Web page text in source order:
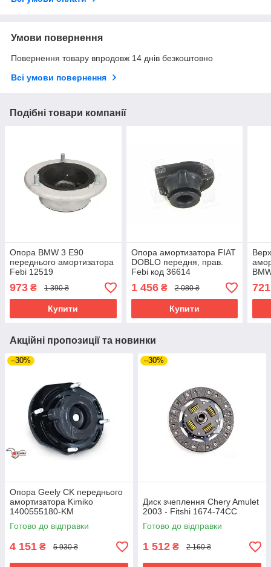
Умови повернення
Повернення товару впродовж 14 днів безкоштовно
Всі умови повернення
Подібні товари компанії
Опора BMW 3 E90
переднього амортизатора
Febi 12519
973 ₴ 1 390 ₴
Купити
Опора амортизатора FIAT
DOBLO передня, прав.
Febi код 36614
1 456₴ 2 080 ₴
Купити
721
Акційні пропозиції та новинки
–30%
Опора Geely CK переднього
амортизатора Kimiko
1400555180-KM
Готово до відправки
4 151 ₴ 5 930 ₴
–30%
Диск зчеплення Chery Amulet
2003 - Fitshi 1674-74CC
Готово до відправки
1 512 ₴ 2 160 ₴